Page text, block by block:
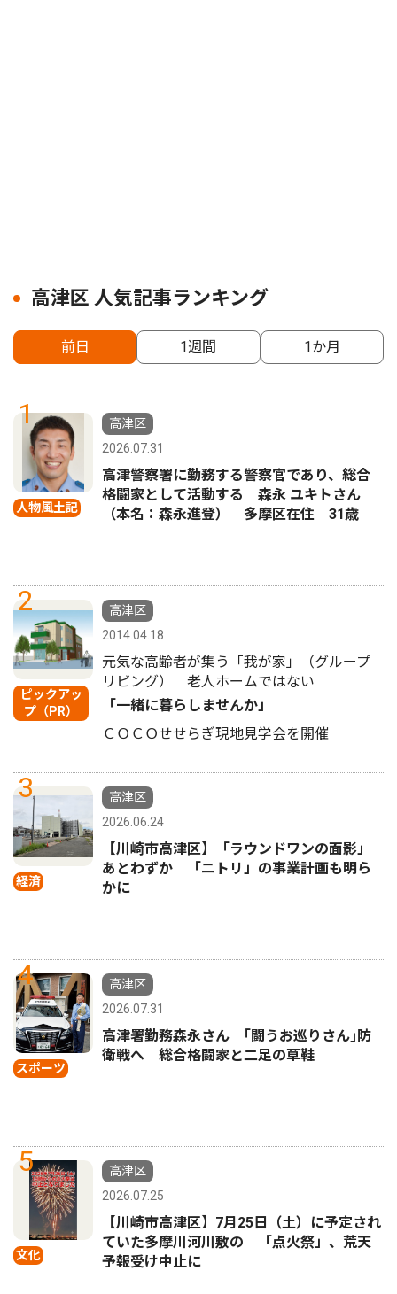
高津区 人気記事ランキング
前日 1週間 1か月
1
人物風土記
高津区
2026.07.31
高津警察署に勤務する警察官であり、総合
格闘家として活動する 森永 ユキトさん
（本名：森永進登） 多摩区在住 31歳
2
ピックアッ
プ（PR）
高津区
2014.04.18
元気な高齢者が集う「我が家」（グループ
リビング） 老人ホームではない
「一緒に暮らしませんか」
ＣＯＣＯせせらぎ現地見学会を開催
3
経済
高津区
2026.06.24
【川崎市高津区】「ラウンドワンの面影」
あとわずか 「ニトリ」の事業計画も明ら
かに
4
スポーツ
高津区
2026.07.31
高津署勤務森永さん ｢闘うお巡りさん｣防
衛戦へ 総合格闘家と二足の草鞋
5
文化
高津区
2026.07.25
【川崎市高津区】7月25日（土）に予定され
ていた多摩川河川敷の 「点火祭」、荒天
予報受け中止に